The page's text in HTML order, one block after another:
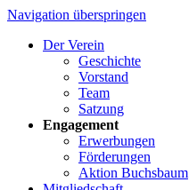
Navigation überspringen
Der Verein
Geschichte
Vorstand
Team
Satzung
Engagement
Erwerbungen
Förderungen
Aktion Buchsbaum